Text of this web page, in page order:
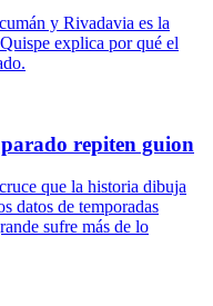
y Rivadavia es la
explica por qué el
repiten guion
que la historia dibuja
datos de temporadas
sufre más de lo